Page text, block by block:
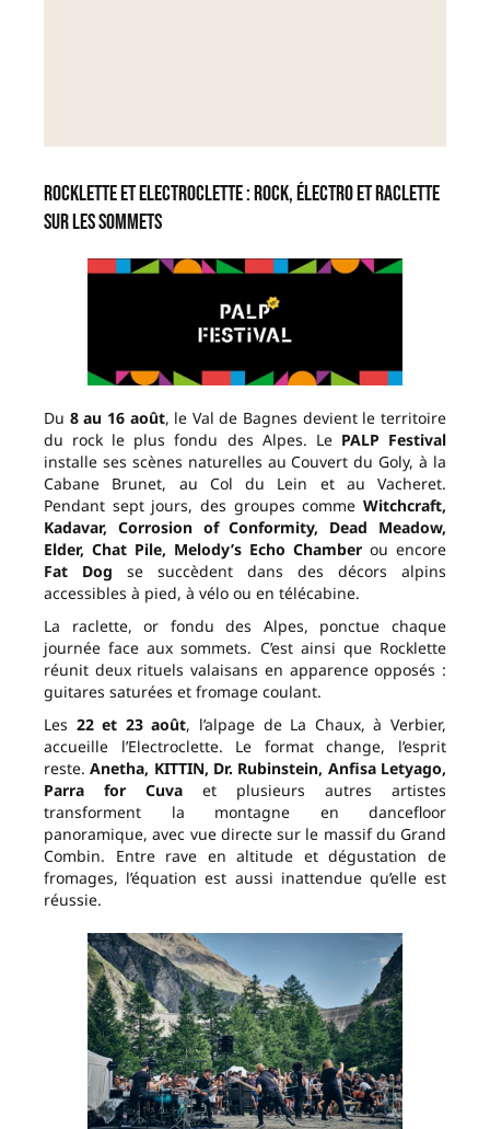
Rocklette et Electroclette : rock, électro et raclette
sur les sommets
Du 8 au 16 août, le Val de Bagnes devient le territoire
du rock le plus fondu des Alpes. Le PALP Festival
installe ses scènes naturelles au Couvert du Goly, à la
Cabane Brunet, au Col du Lein et au Vacheret.
Pendant sept jours, des groupes comme Witchcraft,
Kadavar, Corrosion of Conformity, Dead Meadow,
Elder, Chat Pile, Melody’s Echo Chamber ou encore
Fat Dog se succèdent dans des décors alpins
accessibles à pied, à vélo ou en télécabine.
La raclette, or fondu des Alpes, ponctue chaque
journée face aux sommets. C’est ainsi que Rocklette
réunit deux rituels valaisans en apparence opposés :
guitares saturées et fromage coulant.
Les 22 et 23 août, l’alpage de La Chaux, à Verbier,
accueille l’Electroclette. Le format change, l’esprit
reste.Anetha, KITTIN, Dr. Rubinstein, Anfisa Letyago,
Parra for Cuva et plusieurs autres artistes
transforment la montagne en dancefloor
panoramique, avec vue directe sur le massif du Grand
Combin. Entre rave en altitude et dégustation de
fromages, l’équation est aussi inattendue qu’elle est
réussie.